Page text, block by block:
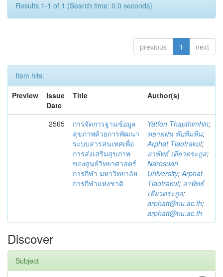
Results 1-1 of 1 (Search time: 0.0 seconds).
previous 1 next
Item hits:
Preview
Issue
Date
Title Author(s)
2565
การจัดการฐานข้อมูล
สุขภาพด้วยการพัฒนา
ระบบสารสนเทศเพื่อ
การส่งเสริมสุขภาพ
ของศูนย์วิทยาศาสตร์
การกีฬา มหาวิทยาลัย
การกีฬาแห่งชาติ
Yatfon Thapthimhin;
หยาดฝน ทับทิมหิน;
Arphat Tiaotrakul;
อาพัทธ์ เตียวตระกูล;
Naresuan
University;Arphat
Tiaotrakul; อาพัทธ์
เตียวตระกูล;
arphatt@nu.ac.th;
arphatt@nu.ac.th
Discover
Subject